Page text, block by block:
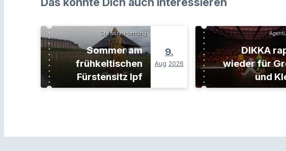
Christine Hornung
Sommer am
frühkeltischen
Fürstensitz Ipf
9.
Aug 2026
DIKKA
wieder für
und